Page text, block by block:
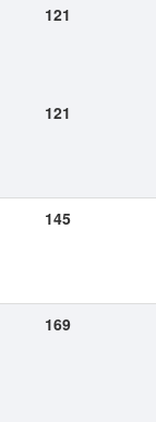
121
121
145
169